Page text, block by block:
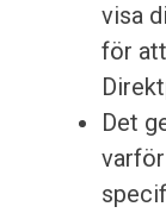
visa
för
Det